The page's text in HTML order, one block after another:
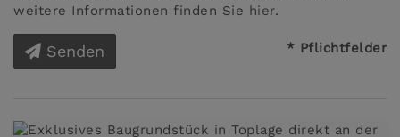
weitere Informationen finden Sie hier.
Senden * Pflichtfelder